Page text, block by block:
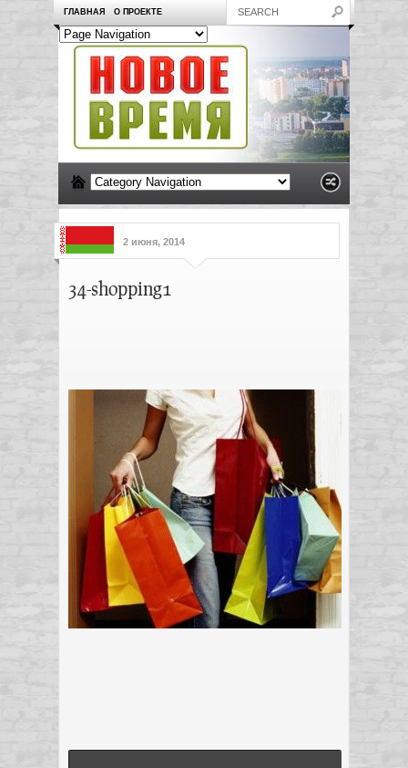
ГЛАВНАЯ О ПРОЕКТЕ
2 июня, 2014
34-shopping1